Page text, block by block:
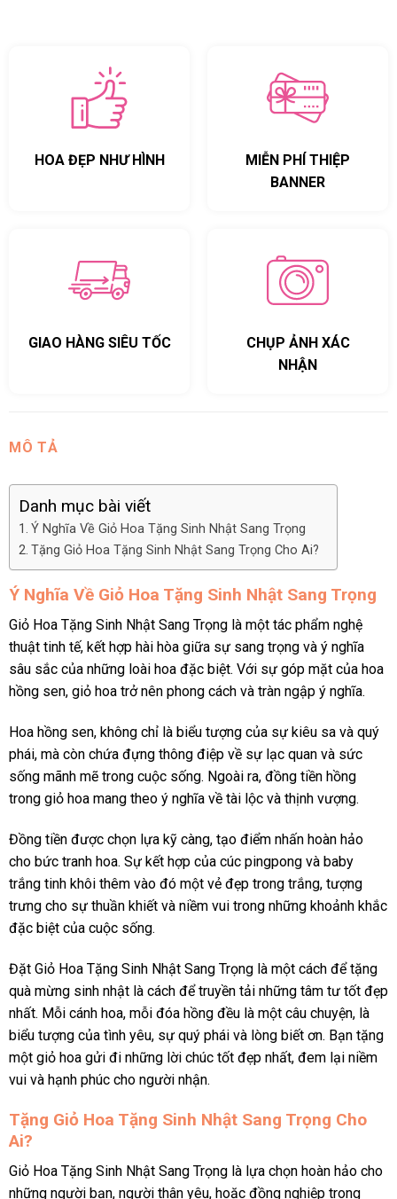
HOA ĐẸP NHƯ HÌNH
MIỄN PHÍ THIỆP
BANNER
GIAO HÀNG SIÊU TỐC
CHỤP ẢNH XÁC
NHẬN
MÔ TẢ
Danh mục bài viết
Ý Nghĩa Về Giỏ Hoa Tặng Sinh Nhật Sang Trọng
Tặng Giỏ Hoa Tặng Sinh Nhật Sang Trọng Cho Ai?
Ý Nghĩa Về Giỏ Hoa Tặng Sinh Nhật Sang Trọng
Giỏ Hoa Tặng Sinh Nhật Sang Trọng là một tác phẩm nghệ
thuật tinh tế, kết hợp hài hòa giữa sự sang trọng và ý nghĩa
sâu sắc của những loài hoa đặc biệt. Với sự góp mặt của hoa
hồng sen, giỏ hoa trở nên phong cách và tràn ngập ý nghĩa.
Hoa hồng sen, không chỉ là biểu tượng của sự kiêu sa và quý
phái, mà còn chứa đựng thông điệp về sự lạc quan và sức
sống mãnh mẽ trong cuộc sống. Ngoài ra, đồng tiền hồng
trong giỏ hoa mang theo ý nghĩa về tài lộc và thịnh vượng.
Đồng tiền được chọn lựa kỹ càng, tạo điểm nhấn hoàn hảo
cho bức tranh hoa. Sự kết hợp của cúc pingpong và baby
trắng tinh khôi thêm vào đó một vẻ đẹp trong trắng, tượng
trưng cho sự thuần khiết và niềm vui trong những khoảnh khắc
đặc biệt của cuộc sống.
Đặt Giỏ Hoa Tặng Sinh Nhật Sang Trọng là một cách để tặng
quà mừng sinh nhật là cách để truyền tải những tâm tư tốt đẹp
nhất. Mỗi cánh hoa, mỗi đóa hồng đều là một câu chuyện, là
biểu tượng của tình yêu, sự quý phái và lòng biết ơn. Bạn tặng
một giỏ hoa gửi đi những lời chúc tốt đẹp nhất, đem lại niềm
vui và hạnh phúc cho người nhận.
Tặng Giỏ Hoa Tặng Sinh Nhật Sang Trọng Cho
Ai?
Giỏ Hoa Tặng Sinh Nhật Sang Trọng là lựa chọn hoàn hảo cho
những người bạn, người thân yêu, hoặc đồng nghiệp trong